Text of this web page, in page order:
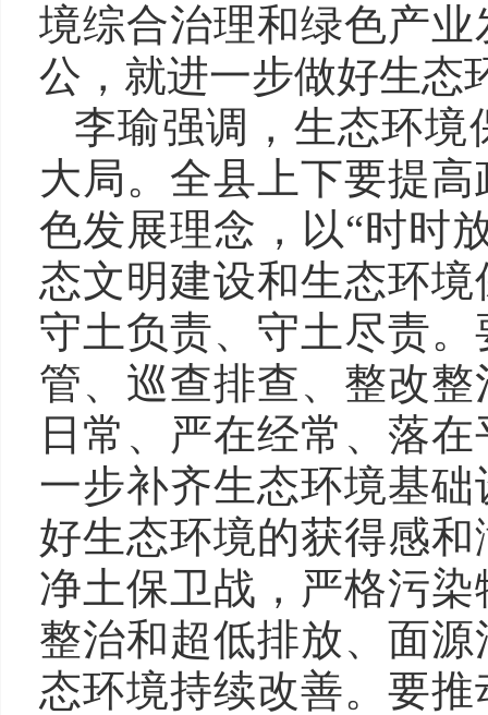
境综合治理和绿色产
公，就进一步做好生态
李瑜强调，生态环境
大局。全县上下要提
色发展理念，以“时时
态文明建设和生态环
守土负责、守土尽责
管、巡查排查、整改
日常、严在经常、落
一步补齐生态环境基
好生态环境的获得感
净土保卫战，严格污
整治和超低排放、面
态环境持续改善。要